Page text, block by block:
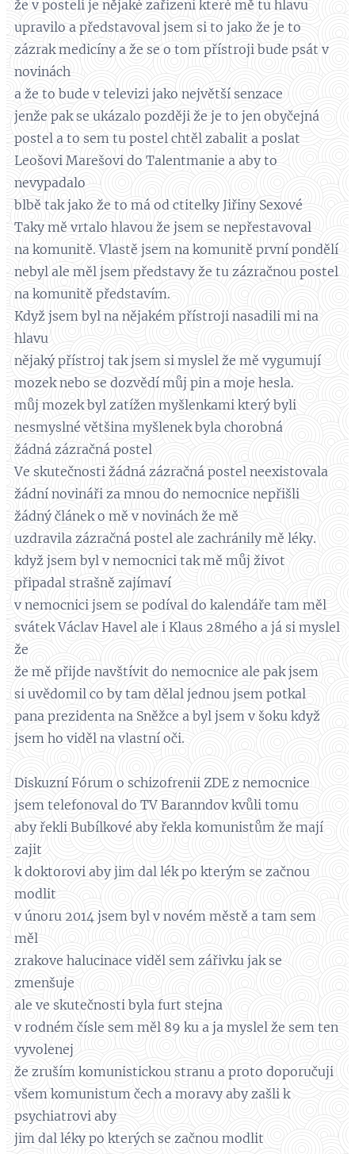
že v posteli je nějaké zařízení které mě tu hlavu
upravilo a představoval jsem si to jako že je to
zázrak medicíny a že se o tom přístroji bude psát v
novinách
a že to bude v televizi jako největší senzace
jenže pak se ukázalo později že je to jen obyčejná
postel a to sem tu postel chtěl zabalit a poslat
Leošovi Marešovi do Talentmanie a aby to
nevypadalo
blbě tak jako že to má od ctitelky Jiřiny Sexové
Taky mě vrtalo hlavou že jsem se nepřestavoval
na komunitě. Vlastě jsem na komunitě první pondělí
nebyl ale měl jsem představy že tu zázračnou postel
na komunitě představím.
Když jsem byl na nějakém přístroji nasadili mi na
hlavu
nějaký přístroj tak jsem si myslel že mě vygumují
mozek nebo se dozvědí můj pin a moje hesla.
můj mozek byl zatížen myšlenkami který byli
nesmyslné většina myšlenek byla chorobná
žádná zázračná postel
Ve skutečnosti žádná zázračná postel neexistovala
žádní novináři za mnou do nemocnice nepřišli
žádný článek o mě v novinách že mě
uzdravila zázračná postel ale zachránily mě léky.
když jsem byl v nemocnici tak mě můj život
připadal strašně zajímaví
v nemocnici jsem se podíval do kalendáře tam měl
svátek Václav Havel ale i Klaus 28mého a já si myslel
že
že mě přijde navštívit do nemocnice ale pak jsem
si uvědomil co by tam dělal jednou jsem potkal
pana prezidenta na Sněžce a byl jsem v šoku když
jsem ho viděl na vlastní oči.
Diskuzní Fórum o schizofrenii ZDE z nemocnice
jsem telefonoval do TV Baranndov kvůli tomu
aby řekli Bubílkové aby řekla komunistům že mají
zajit
k doktorovi aby jim dal lék po kterým se začnou
modlit
v únoru 2014 jsem byl v novém městě a tam sem
měl
zrakove halucinace viděl sem zářivku jak se
zmenšuje
ale ve skutečnosti byla furt stejna
v rodném čísle sem měl 89 ku a ja myslel že sem ten
vyvolenej
že zruším komunistickou stranu a proto doporučuji
všem komunistum čech a moravy aby zašli k
psychiatrovi aby
jim dal léky po kterých se začnou modlit